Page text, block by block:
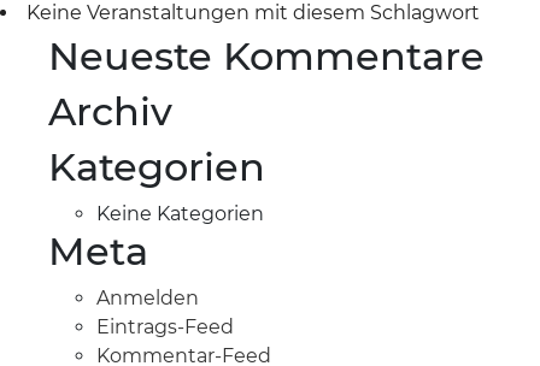
Keine Veranstaltungen mit diesem Schlagwort
Neueste Kommentare
Archiv
Kategorien
Keine Kategorien
Meta
Anmelden
Eintrags-Feed
Kommentar-Feed